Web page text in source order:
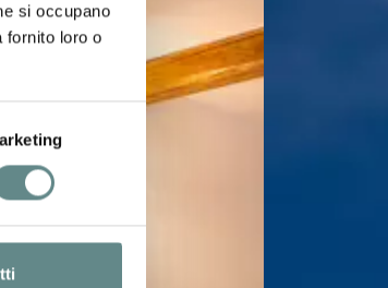
si occupano
fornito loro o